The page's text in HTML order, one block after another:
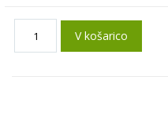
V košarico